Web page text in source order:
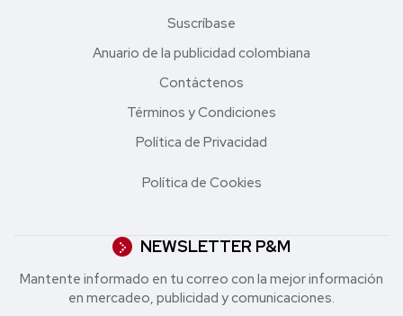
Suscríbase
Anuario de la publicidad colombiana
Contáctenos
Términos y Condiciones
Política de Privacidad
Política de Cookies
NEWSLETTER P&M
Mantente informado en tu correo con la mejor in formación
en mercadeo, publicidad y comunicaciones.